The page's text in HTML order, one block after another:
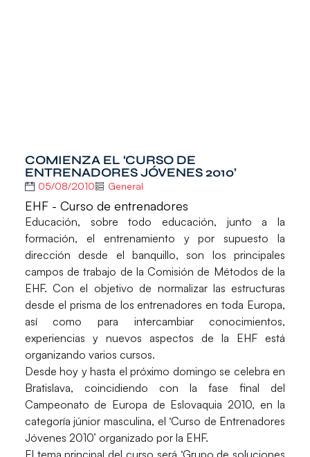
COMIENZA EL ‘CURSO DE
ENTRENADORES JÓVENES 2010’
05/08/2010 General
EHF - Curso de entrenadores
Educación, sobre todo educación, junto a la
formación, el entrenamiento y por supuesto la
dirección desde el banquillo, son los principales
campos de trabajo de la Comisión de Métodos de la
EHF. Con el objetivo de normalizar las estructuras
desde el prisma de los entrenadores en toda Europa,
así como para intercambiar conocimientos,
experiencias y nuevos aspectos de la EHF está
organizando varios cursos.
Desde hoy y hasta el próximo domingo se celebra en
Bratislava, coincidiendo con la fase final del
Campeonato de Europa de Eslovaquia 2010, en la
categoría júnior masculina, el ‘Curso de Entrenadores
Jóvenes 2010’ organizado por la EHF.
El tema principal del curso será ‘Grupo de soluciones